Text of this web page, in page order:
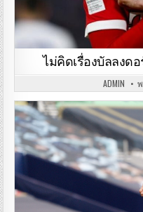
ไม่คิดเรื่องบัลลงด
ADMIN